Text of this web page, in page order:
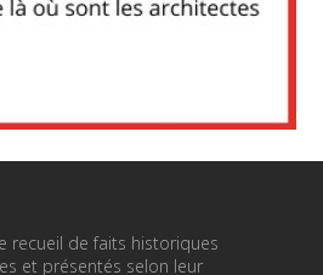
recueil de faits historiques
et présentés selon leur